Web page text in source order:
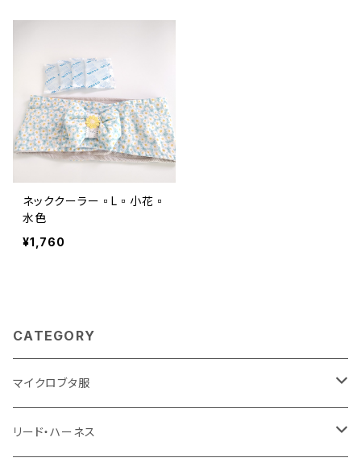
ネッククーラー▫L▫小花▫
水色
¥1,760
CATEGORY
マイクロブタ服
オールシーズン
リード・ハーネス